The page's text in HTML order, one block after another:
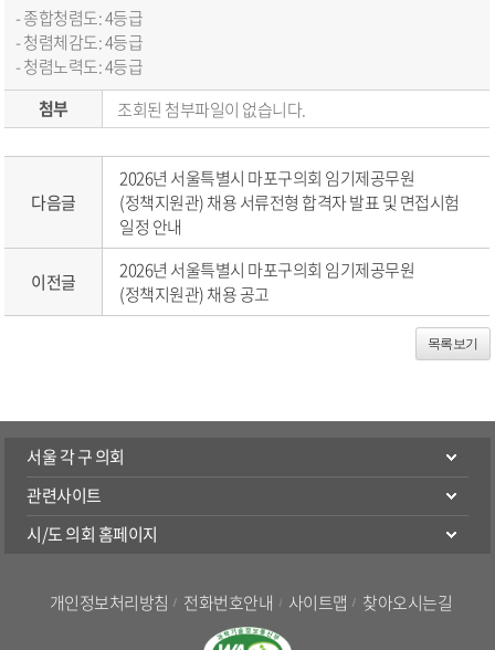
- 종합청렴도: 4등급
- 청렴체감도: 4등급
- 청렴노력도: 4등급
첨부
조회된 첨부파일이 없습니다.
다음글
2026년 서울특별시 마포구의회 임기제공무원
(정책지원관) 채용 서류전형 합격자 발표 및 면접시험
일정 안내
이전글
2026년 서울특별시 마포구의회 임기제공무원
(정책지원관) 채용 공고
목록보기
서울 각 구 의회
관련사이트
시/도 의회 홈페이지
개인정보처리방침 전화번호안내 사이트맵 찾아오시는길